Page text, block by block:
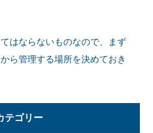
はならないものなので、まず
ら管理する場所を決めておき
テゴリー